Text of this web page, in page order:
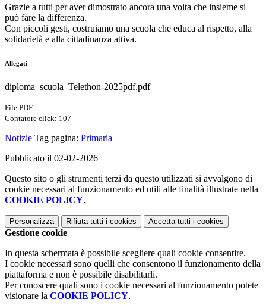
Grazie a tutti per aver dimostrato ancora una volta che insieme si
può fare la differenza.
Con piccoli gesti, costruiamo una scuola che educa al rispetto, alla
solidarietà e alla cittadinanza attiva.
Allegati
diploma_scuola_Telethon-2025pdf.pdf
File PDF
Contatore click: 107
Notizie Tag pagina: Primaria
Pubblicato il 02-02-2026
Questo sito o gli strumenti terzi da questo utilizzati si avvalgono di
cookie necessari al funzionamento ed utili alle finalità illustrate nella
COOKIE POLICY.
Personalizza Rifiuta tutti i cookies Accetta tutti i cookies
Gestione cookie
In questa schermata è possibile scegliere quali cookie consentire.
I cookie necessari sono quelli che consentono il funzionamento della
piattaforma e non è possibile disabilitarli.
Per conoscere quali sono i cookie necessari al funzionamento potete
visionare la COOKIE POLICY.